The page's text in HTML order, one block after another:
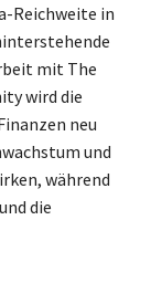
Reichweite in
mit The
wird die
neu
und
während
die